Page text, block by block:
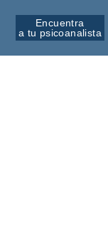
Encuentra
a tu psicoanalista